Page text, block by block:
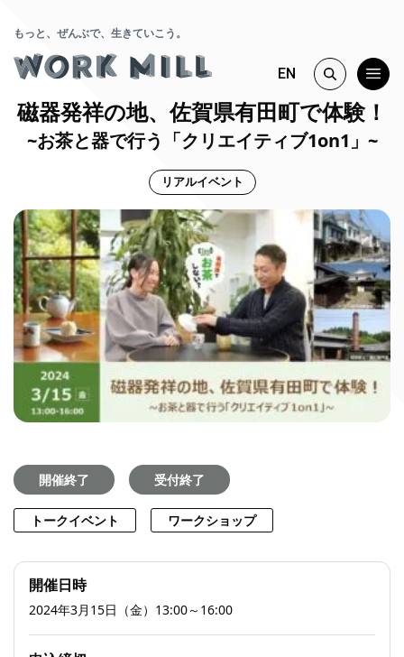
もっと、ぜんぶで、生きていこう。
EN
磁器発祥の地、佐賀県有田町で体験！
~お茶と器で行う「クリエイティブ1on1」~
リアルイベント
開催終了 受付終了
トークイベント ワークショップ
開催日時
2024年3月15日（金）13:00～16:00